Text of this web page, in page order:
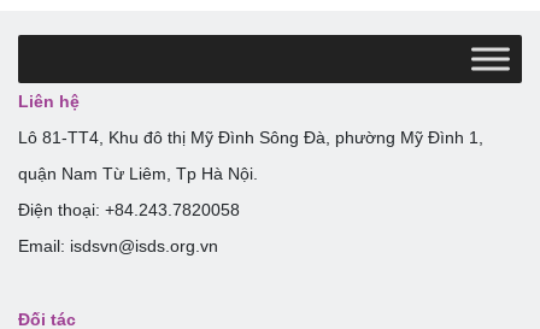
Liên hệ
Lô 81-TT4, Khu đô thị Mỹ Đình Sông Đà, phường Mỹ Đình 1,
quận Nam Từ Liêm, Tp Hà Nội.
Điện thoại: +84.243.7820058
Email: isdsvn@isds.org.vn
Đối tác